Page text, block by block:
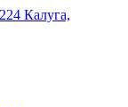
Калуга,